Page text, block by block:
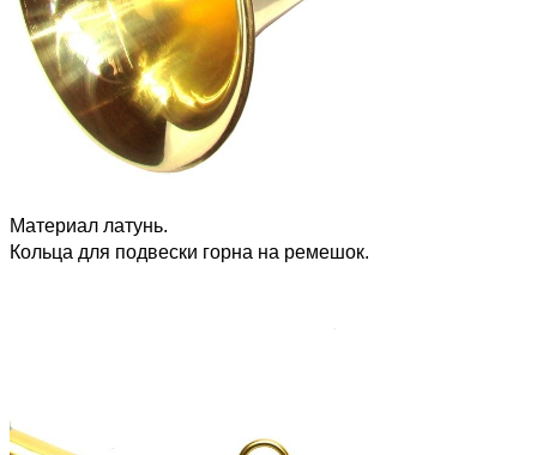
Материал латунь.
Кольца для подвески горна на ремешок.